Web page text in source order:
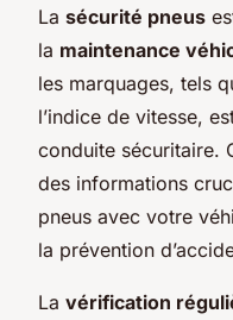
La sécurité pneus
la maintenance
les marquages, tels
l’indice de vitesse,
conduite sécuritaire.
des informations
pneus avec votre
la prévention
La vérification